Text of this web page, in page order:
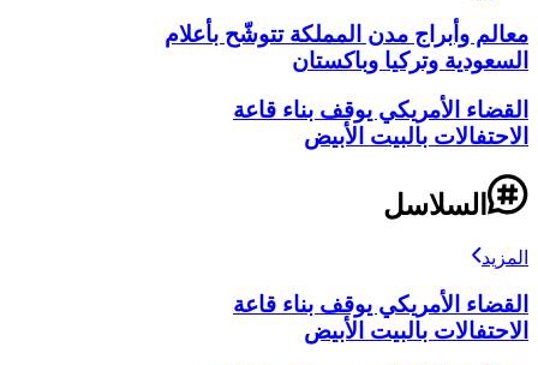
معالم وأبراج مدن المملكة تتوشّح بأعلام
السعودية وتركيا وباكستان
القضاء الأمريكي يوقف بناء قاعة
الاحتفالات بالبيت الأبيض
السلاسل
المزيد
القضاء الأمريكي يوقف بناء قاعة
الاحتفالات بالبيت الأبيض